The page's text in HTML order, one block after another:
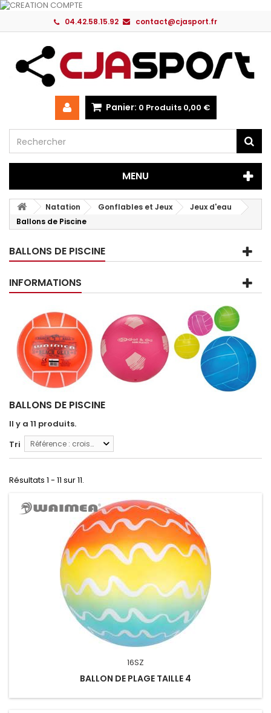
04.42.58.15.92 contact@cjasport.fr
Panier: 0 Produits 0,00 €
MENU
Natation Gonflables et Jeux
Jeux d'eau
Ballons de Piscine
BALLONS DE PISCINE
INFORMATIONS
BALLONS DE PISCINE
Il y a 11 produits.
Tri
Référence : croissante
Résultats 1 - 11 sur 11.
16SZ
BALLON DE PLAGE TAILLE 4